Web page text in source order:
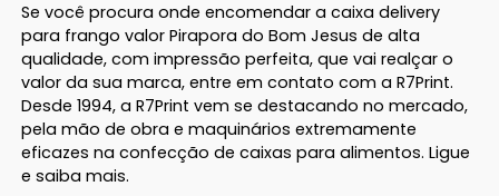
Se você procura onde encomendar a caixa delivery
para frango valor Pirapora do Bom Jesus de alta
qualidade, com impressão perfeita, que vai realçar o
valor da sua marca, entre em contato com a R7Print.
Desde 1994, a R7Print vem se destacando no mercado,
pela mão de obra e maquinários extremamente
eficazes na confecção de caixas para alimentos. Ligue
e saiba mais.